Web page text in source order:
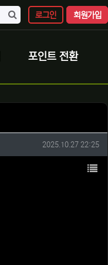
로그인 회원가입
포인트 전환
작성일
2025.10.27 22:25
목